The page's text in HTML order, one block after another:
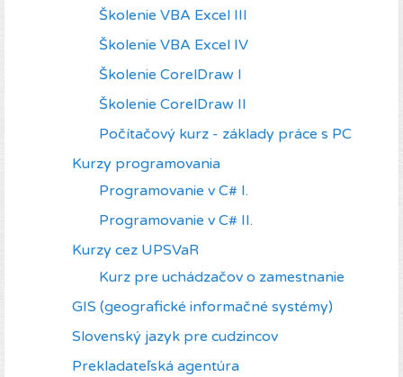
Školenie VBA Excel III
Školenie VBA Excel IV
Školenie CorelDraw I
Školenie CorelDraw II
Počítačový kurz - základy práce s PC
Kurzy programovania
Programovanie v C# I.
Programovanie v C# II.
Kurzy cez UPSVaR
Kurz pre uchádzačov o zamestnanie
GIS (geografické informačné systémy)
Slovenský jazyk pre cudzincov
Prekladateľská agentúra